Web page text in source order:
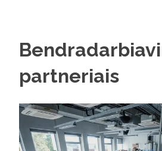
partneriais